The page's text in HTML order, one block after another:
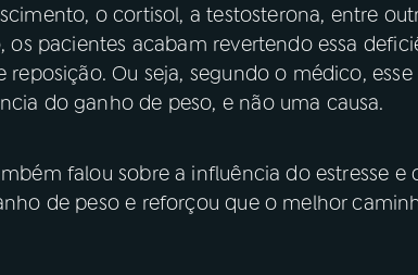
o cortisol, a testosterona, entre
os pacientes acabam revertendo essa
reposição. Ou seja, segundo o médico,
do ganho de peso, e não uma causa.
falou sobre a influência do estresse e
de peso e reforçou que o melhor